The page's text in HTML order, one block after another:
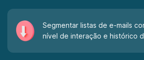
Segmentar listas de e-mails
nível de interação e histórico